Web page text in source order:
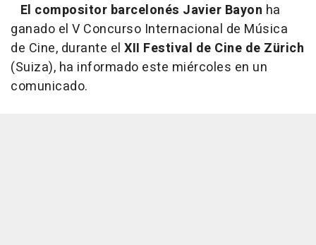
El compositor barcelonés Javier Bayon ha
ganado el V Concurso Internacional de Música
de Cine, durante el XII Festival de Cine de Zürich
(Suiza), ha informado este miércoles en un
comunicado.